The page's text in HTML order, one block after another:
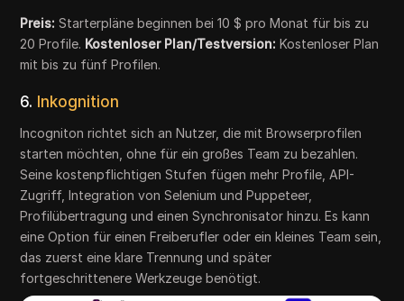
Preis: Starterpläne beginnen bei 10 $ pro Monat für bis zu
20 Profile. Kostenloser Plan/Testversion: Kostenloser Plan
mit bis zu fünf Profilen.
6. Inkognition
Incogniton richtet sich an Nutzer, die mit Browserprofilen
starten möchten, ohne für ein großes Team zu bezahlen.
Seine kostenpflichtigen Stufen fügen mehr Profile, API-
Zugriff, Integration von Selenium und Puppeteer,
Profilübertragung und einen Synchronisator hinzu. Es kann
eine Option für einen Freiberufler oder ein kleines Team sein,
das zuerst eine klare Trennung und später
fortgeschrittenere Werkzeuge benötigt.